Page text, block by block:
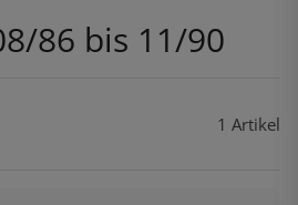
86 bis 11/90
1 Artikel